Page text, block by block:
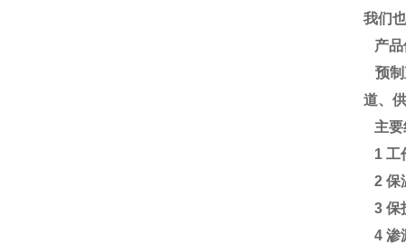
我们
产品
预制
道、
主要
1 工
2 保
3 保
4 渗